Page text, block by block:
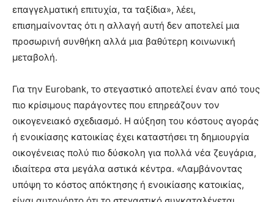
επαγγελματική επιτυχία, τα ταξίδια», λέει,
επισημαίνοντας ότι η αλλαγή αυτή δεν αποτελεί μια
προσωρινή συνθήκη αλλά μια βαθύτερη κοινωνική
μεταβολή.
Για την Eurobank, το στεγαστικό αποτελεί έναν από τους
πιο κρίσιμους παράγοντες που επηρεάζουν τον
οικογενειακό σχεδιασμό. Η αύξηση του κόστους αγοράς
ή ενοικίασης κατοικίας έχει καταστήσει τη δημιουργία
οικογένειας πολύ πιο δύσκολη για πολλά νέα ζευγάρια,
ιδιαίτερα στα μεγάλα αστικά κέντρα. «Λαμβάνοντας
υπόψη το κόστος απόκτησης ή ενοικίασης κατοικίας,